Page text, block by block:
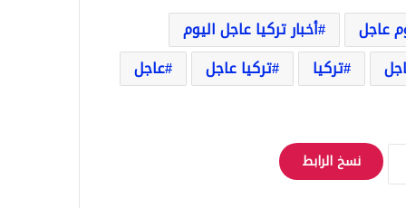
عاجل
أخبار تركيا عاجل اليوم
تركيا تركيا عاجل
عاجل
نسخ الرابط